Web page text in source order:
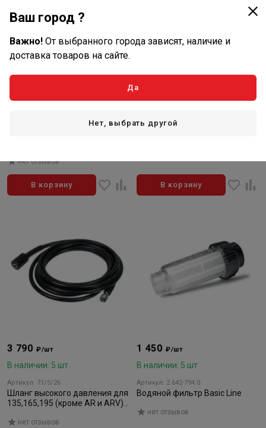
нет отзывов
В корзину
2 850
Артикул: 2.643-147.0
В корзину
3 790 ₽/шт
В наличии: 5 шт
Артикул: 71/5/26
Шланг высокого давления для
135,165,195 (кроме AR и ARV)
нет отзывов
1 450 ₽/шт
В наличии: 5 шт
Артикул: 2.642-794.0
Водяной фильтр Basic Line
нет отзывов
Ваш город ?
Важно! От выбранного города зависят, наличие и
доставка товаров на сайте.
Да
Нет, выбрать другой